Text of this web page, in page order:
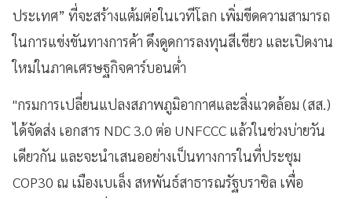
ประเทศ” ที่จะสร้างแต้มต่อในเวทีโลก เพิ่มขีดความสามารถ
ในการแข่งขันทางการค้า ดึงดูดการลงทุนสีเขียว และเปิดงาน
ใหม่ในภาคเศรษฐกิจคาร์บอนต่ำ
"กรมการเปลี่ยนแปลงสภาพภูมิอากาศและสิ่งแวดล้อม (สส.)
ได้จัดส่ง เอกสาร NDC 3.0 ต่อ UNFCCC แล้วในช่วงบ่ายวัน
เดียวกัน และจะนำเสนออย่างเป็นทางการในที่ประชุม
COP30 ณ เมืองเบเล็ง สหพันธ์สาธารณรัฐบราซิล เพื่อ